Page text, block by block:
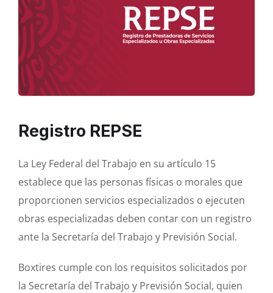
Registro REPSE
La Ley Federal del Trabajo en su artículo 15
establece que las personas físicas o morales que
proporcionen servicios especializados o ejecuten
obras especializadas deben contar con un registro
ante la Secretaría del Trabajo y Previsión Social.
Boxtires cumple con los requisitos solicitados por
la Secretaría del Trabajo y Previsión Social, quien